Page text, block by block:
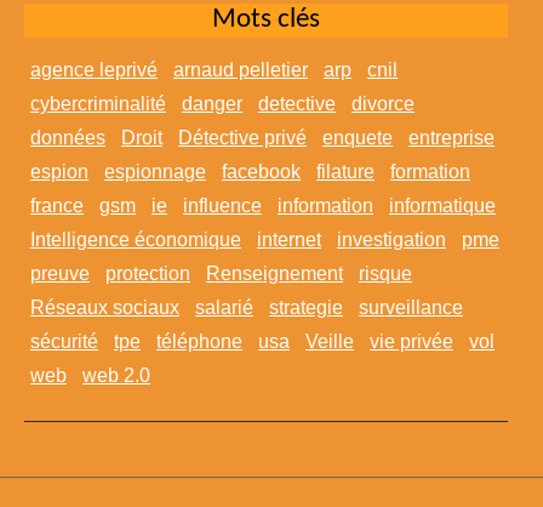
Mots clés
agence leprivé arnaud pelletier arp
cnil
cybercriminalité
danger detective
divorce
données
Droit Détective privé enquete
entreprise
espion
espionnage facebook filature
formation
france
gsm ie influence information
informatique
Intelligence économique
internet investigation
pme
preuve
protection Renseignement
risque
Réseaux sociaux
salarié strategie
surveillance
sécurité
tpe téléphone usa Veille vie privée
vol
web
web 2.0